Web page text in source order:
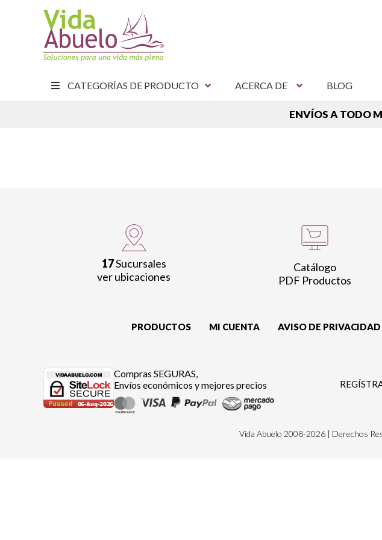
CATEGORÍAS DE PRODUCTO ACERCA DE BLOG
ENVÍOS A TODO
17Sucursales
ver ubicaciones
Catálogo
PDF Productos
PRODUCTOS MI CUENTA AVISO DE PRIVACIDAD
Compras SEGURAS,
Envíos económicos y mejores precios
Vida Abuelo 2008-2026 | Derechos